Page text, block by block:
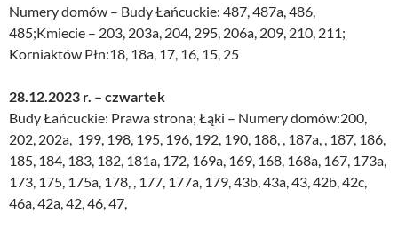
Numery domów – Budy Łańcuckie: 487, 487a, 486,
485;Kmiecie – 203, 203a, 204, 295, 206a, 209, 210, 211;
Korniaktów Płn:18, 18a, 17, 16, 15, 25
28.12.2023 r. – czwartek
Budy Łańcuckie: Prawa strona; Łąki – Numery domów:200,
202, 202a, 199, 198, 195, 196, 192, 190, 188, , 187a, , 187, 186,
185, 184, 183, 182, 181a, 172, 169a, 169, 168, 168a, 167, 173a,
173, 175, 175a, 178, , 177, 177a, 179, 43b, 43a, 43, 42b, 42c,
46a, 42a, 42, 46, 47,